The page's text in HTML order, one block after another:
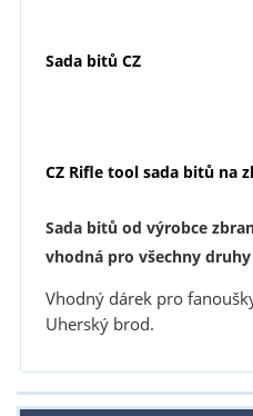
Sada bitů CZ
CZ Rifle tool sada bitů na
Sada bitů od výrobce
vhodná pro všechny
Vhodný dárek pro
Uherský brod.